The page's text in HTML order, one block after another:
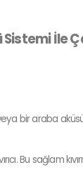
İle
bir araba
Bu sağlam